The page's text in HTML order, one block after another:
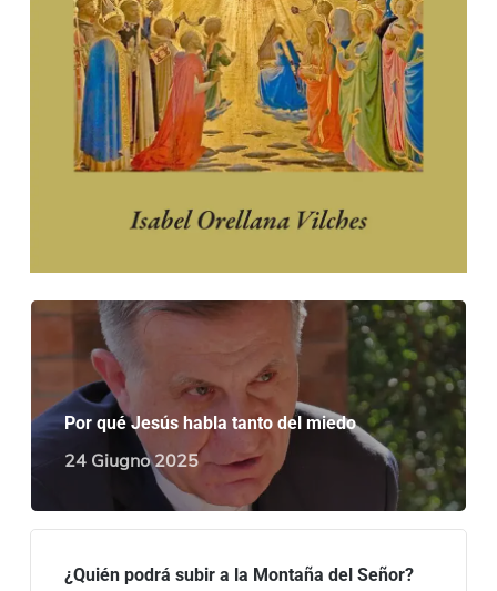
Por qué Jesús habla tanto del miedo
24 Giugno 2025
¿Quién podrá subir a la Montaña del Señor?